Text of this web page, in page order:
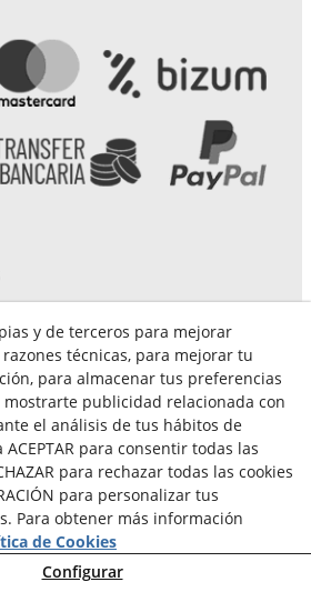
y de terceros para mejorar
técnicas, para mejorar tu
para almacenar tus preferencias
publicidad relacionada con
el análisis de tus hábitos de
para consentir todas las
para rechazar todas las cookies
para personalizar tus
Para obtener más información
de Cookies
Configurar